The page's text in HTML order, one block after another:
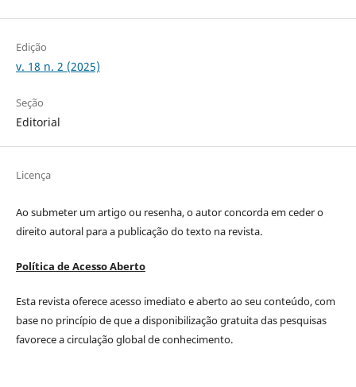
Edição
v. 18 n. 2 (2025)
Seção
Editorial
Licença
Ao submeter um artigo ou resenha, o autor concorda em ceder o
direito autoral para a publicação do texto na revista.
Política de Acesso Aberto
Esta revista oferece acesso imediato e aberto ao seu conteúdo, com
base no princípio de que a disponibilização gratuita das pesquisas
favorece a circulação global de conhecimento.